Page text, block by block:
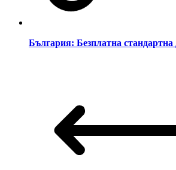
България: Безплатна стандартна